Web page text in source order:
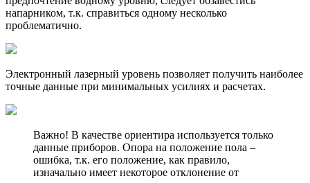
напарником, т.к. справиться одному несколько
проблематично.
Электронный лазерный уровень позволяет получить наиболее
точные данные при минимальных усилиях и расчетах.
Важно! В качестве ориентира используется только
данные приборов. Опора на положение пола –
ошибка, т.к. его положение, как правило,
изначально имеет некоторое отклонение от